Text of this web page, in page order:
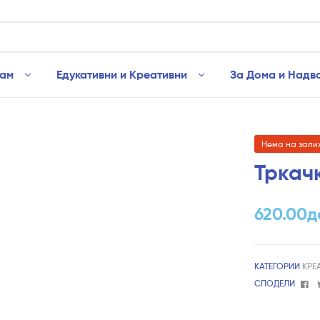
Едукативни и Креативни За Дома и
Нема на
620.00
КАТЕГОРИИ
СПОДЕЛИ